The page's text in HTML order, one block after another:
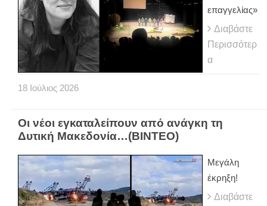
επαγγελίας»
Διαβάστε
Περισσότερ
α
18 Ιούλιος 2026
Οι νέοι εγκαταλείπουν από ανάγκη τη
Δυτική Μακεδονία…(ΒΙΝΤΕΟ)
Μεγάλη
έκρηξη!
Διαβάστε